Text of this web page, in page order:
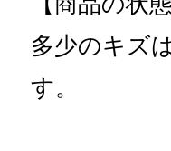
多少のキズ
す。